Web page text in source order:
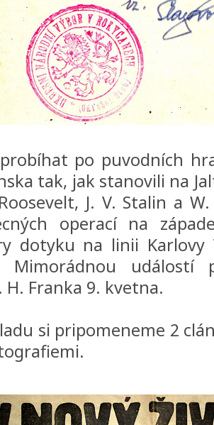
po puvodních
tak, jak stanovili na
J. V. Stalin a
operací na
dotyku na linii Karlovy
Mimorádnou událostí
H. Franka 9. kvetna.
si pripomeneme 2